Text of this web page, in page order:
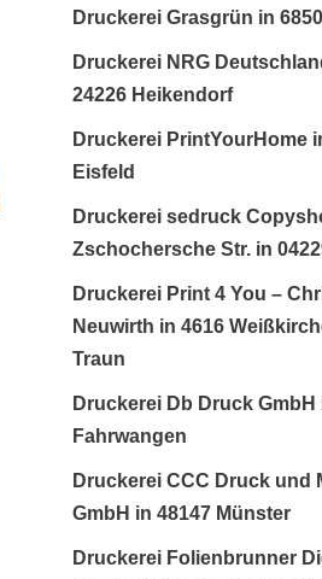
Druckerei Grasgrün in
Druckerei NRG
24226 Heikendorf
Druckerei PrintYourHome
Eisfeld
Druckerei sedruck
Zschochersche Str. in
Druckerei Print 4 You –
Neuwirth in 4616
Traun
Druckerei Db Druck GmbH
Fahrwangen
Druckerei CCC Druck und
GmbH in 48147 Münster
Druckerei Folienbrunner